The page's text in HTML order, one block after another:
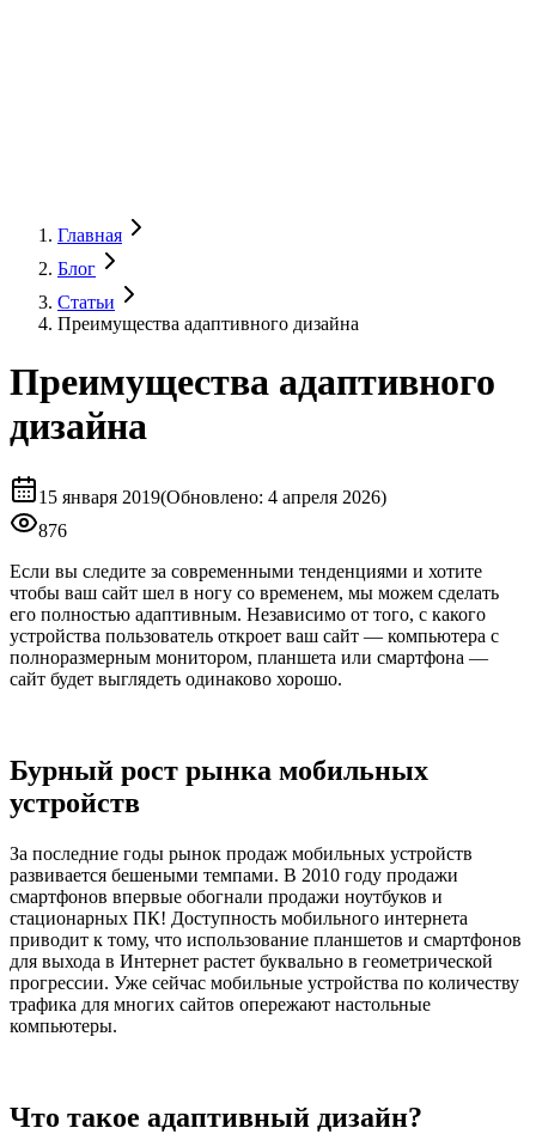
Главная
Блог
Статьи
Преимущества адаптивного дизайна
Преимущества адаптивного
дизайна
15 января 2019(Обновлено: 4 апреля 2026)
876
Если вы следите за современными тенденциями и хотите
чтобы ваш сайт шел в ногу со временем, мы можем сделать
его полностью адаптивным. Независимо от того, с какого
устройства пользователь откроет ваш сайт — компьютера с
полноразмерным монитором, планшета или смартфона —
сайт будет выглядеть одинаково хорошо.
Бурный рост рынка мобильных
устройств
За последние годы рынок продаж мобильных устройств
развивается бешеными темпами. В 2010 году продажи
смартфонов впервые обогнали продажи ноутбуков и
стационарных ПК! Доступность мобильного интернета
приводит к тому, что использование планшетов и смартфонов
для выхода в Интернет растет буквально в геометрической
прогрессии. Уже сейчас мобильные устройства по количеству
трафика для многих сайтов опережают настольные
компьютеры.
Что такое адаптивный дизайн?